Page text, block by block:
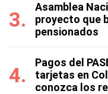
Asamblea
proyecto que
pensionados
Pagos del
tarjetas en
conozca los